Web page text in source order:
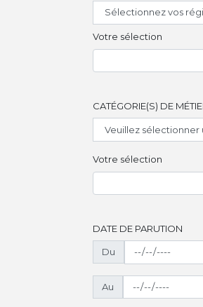
Sélectionnez vos
Votre sélection
CATÉGORIE(S) DE
Votre sélection
DATE DE PARUTION
Du
Au